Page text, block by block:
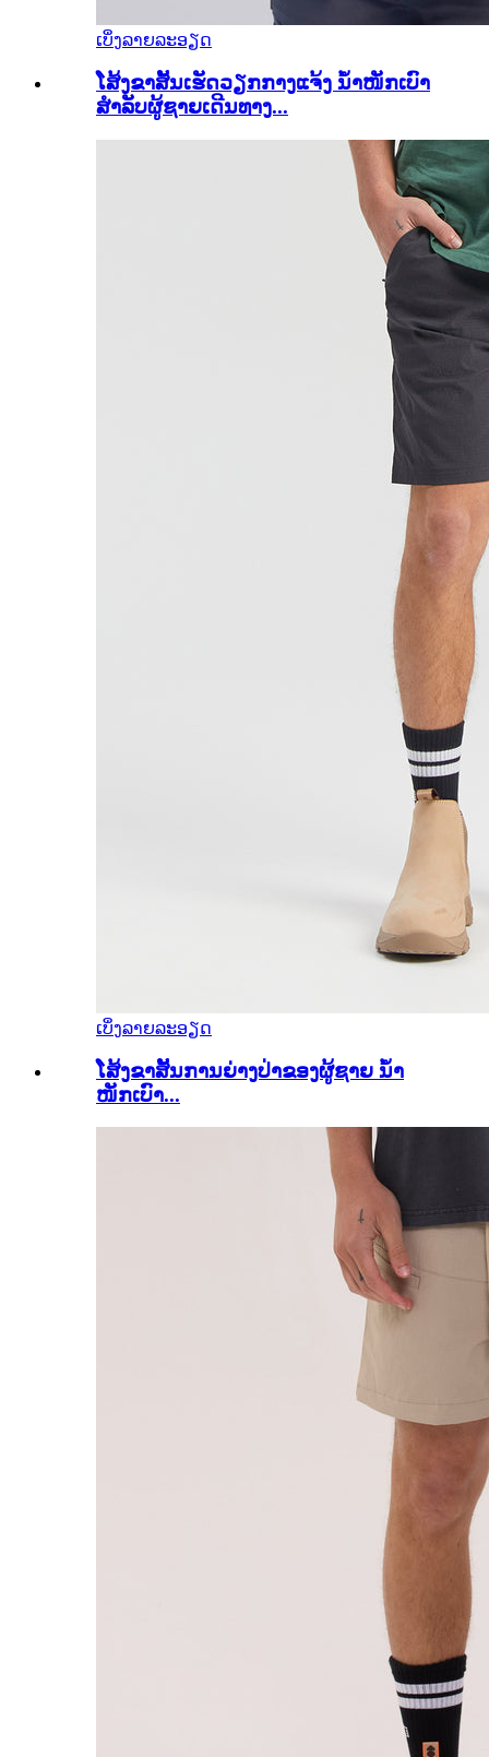
ເບິ່ງລາຍລະອຽດ
ໂສ້ງຂາສັ້ນເຮັດວຽກກາງແຈ້ງ ນ້ຳໜັກເບົາ
ສຳລັບຜູ້ຊາຍເດີນທາງ...
ເບິ່ງລາຍລະອຽດ
ໂສ້ງຂາສັ້ນການຍ່າງປ່າຂອງຜູ້ຊາຍ ນ້ຳ
ໜັກເບົາ...